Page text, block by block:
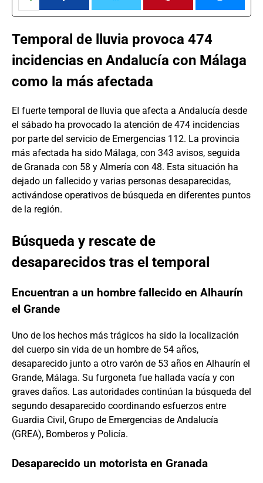
Temporal de lluvia provoca 474
incidencias en Andalucía con Málaga
como la más afectada
El fuerte temporal de lluvia que afecta a Andalucía desde
el sábado ha provocado la atención de 474 incidencias
por parte del servicio de Emergencias 112. La provincia
más afectada ha sido Málaga, con 343 avisos, seguida
de Granada con 58 y Almería con 48. Esta situación ha
dejado un fallecido y varias personas desaparecidas,
activándose operativos de búsqueda en diferentes puntos
de la región.
Búsqueda y rescate de
desaparecidos tras el temporal
Encuentran a un hombre fallecido en Alhaurín
el Grande
Uno de los hechos más trágicos ha sido la localización
del cuerpo sin vida de un hombre de 54 años,
desaparecido junto a otro varón de 53 años en Alhaurín el
Grande, Málaga. Su furgoneta fue hallada vacía y con
graves daños. Las autoridades continúan la búsqueda del
segundo desaparecido coordinando esfuerzos entre
Guardia Civil, Grupo de Emergencias de Andalucía
(GREA), Bomberos y Policía.
Desaparecido un motorista en Granada